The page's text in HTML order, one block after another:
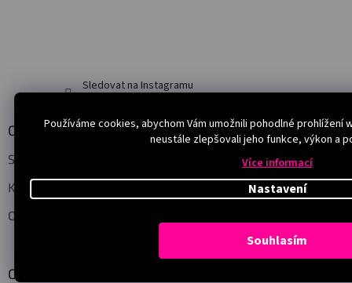
Používáme cookies, abychom Vám umožnili pohodlné prohlížení
neustále zlepšovali jeho funkce, výkon a
Více informací
Nastavení
Souhlasím
Sledovat na Instagramu
O nás
Salony
Kontakt
O nás
Obchodní podmínky